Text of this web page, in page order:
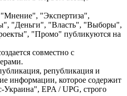
"Экспертиза",
"Деньги", "Власть", "Выборы",
"Промо" публикуются на
совместно с
републикация и
информации, которое содержит
EPA / UPG, строго